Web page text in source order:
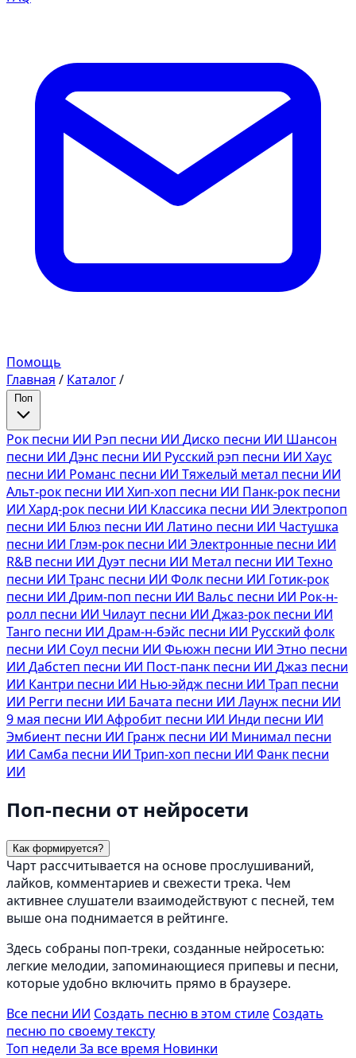
Помощь
Главная / Каталог/
Поп
Рок песни ИИ Рэп песни ИИ Диско песни ИИ Шансон
песни ИИ Дэнс песни ИИ Русский рэп песни ИИ Хаус
песни ИИ Романс песни ИИ Тяжелый метал песни ИИ
Альт-рок песни ИИ Хип-хоп песни ИИ Панк-рок песни
ИИ Хард-рок песни ИИ Классика песни ИИ Электропоп
песни ИИ Блюз песни ИИ Латино песни ИИ Частушка
песни ИИ Глэм-рок песни ИИ Электронные песни ИИ
R&B песни ИИ Дуэт песни ИИ Метал песни ИИ Техно
песни ИИ Транс песни ИИ Фолк песни ИИ Готик-рок
песни ИИ Дрим-поп песни ИИ Вальс песни ИИ Рок-н-
ролл песни ИИ Чилаут песни ИИ Джаз-рок песни ИИ
Танго песни ИИ Драм-н-бэйс песни ИИ Русский фолк
песни ИИ Соул песни ИИ Фьюжн песни ИИ Этно песни
ИИ Дабстеп песни ИИ Пост-панк песни ИИ Джаз песни
ИИ Кантри песни ИИ Нью-эйдж песни ИИ Трап песни
ИИ Регги песни ИИ Бачата песни ИИ Лаунж песни ИИ
9 мая песни ИИ Афробит песни ИИ Инди песни ИИ
Эмбиент песни ИИ Гранж песни ИИ Минимал песни
ИИ Самба песни ИИ Трип-хоп песни ИИ Фанк песни
ИИ
Поп-песни от нейросети
Как формируется?
Чарт рассчитывается на основе прослушиваний,
лайков, комментариев и свежести трека. Чем
активнее слушатели взаимодействуют с песней, тем
выше она поднимается в рейтинге.
Здесь собраны поп-треки, созданные нейросетью:
легкие мелодии, запоминающиеся припевы и песни,
которые удобно включить прямо в браузере.
Все песни ИИ Создать песню в этом стиле Создать
песню по своему тексту
Топ недели За все время Новинки